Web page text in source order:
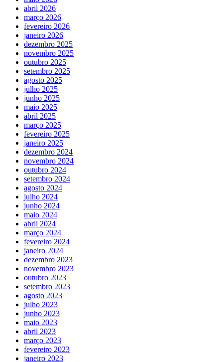
abril 2026
março 2026
fevereiro 2026
janeiro 2026
dezembro 2025
novembro 2025
outubro 2025
setembro 2025
agosto 2025
julho 2025
junho 2025
maio 2025
abril 2025
março 2025
fevereiro 2025
janeiro 2025
dezembro 2024
novembro 2024
outubro 2024
setembro 2024
agosto 2024
julho 2024
junho 2024
maio 2024
abril 2024
março 2024
fevereiro 2024
janeiro 2024
dezembro 2023
novembro 2023
outubro 2023
setembro 2023
agosto 2023
julho 2023
junho 2023
maio 2023
abril 2023
março 2023
fevereiro 2023
janeiro 2023